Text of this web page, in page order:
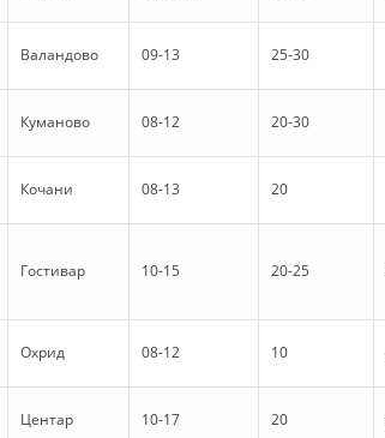
SHËRBIMI PËR KËRKIM
NDIHMA E PARË
DHURIMI I GJAKUT
VEPRIMTARI
Валандово 09-13 25-30
Куманово 08-12 20-30
Кочани 08-13 20
Гостивар 10-15 20-25
Охрид 08-12 10
Центар 10-17 20